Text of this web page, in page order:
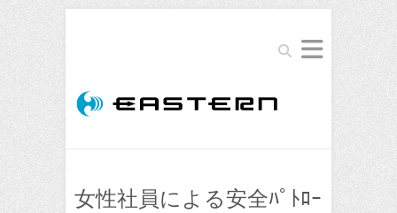
Search
女性社員による安全ﾊﾟﾄﾛｰ